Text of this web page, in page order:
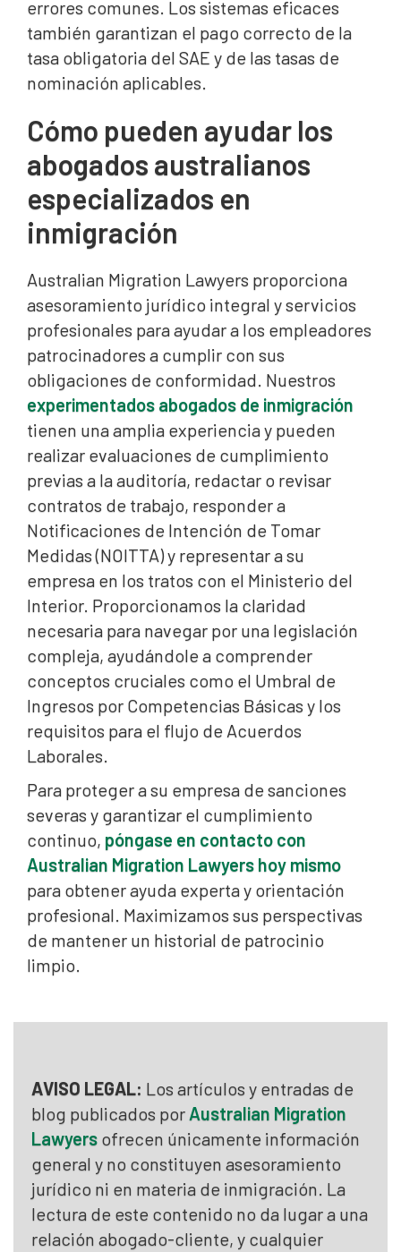
errores comunes. Los sistemas eficaces
también garantizan el pago correcto de la
tasa obligatoria del SAE y de las tasas de
nominación aplicables.
Cómo pueden ayudar los
abogados australianos
especializados en
inmigración
Australian Migration Lawyers proporciona
asesoramiento jurídico integral y servicios
profesionales para ayudar a los empleadores
patrocinadores a cumplir con sus
obligaciones de conformidad. Nuestros
experimentados abogados de inmigración
tienen una amplia experiencia y pueden
realizar evaluaciones de cumplimiento
previas a la auditoría, redactar o revisar
contratos de trabajo, responder a
Notificaciones de Intención de Tomar
Medidas (NOITTA) y representar a su
empresa en los tratos con el Ministerio del
Interior. Proporcionamos la claridad
necesaria para navegar por una legislación
compleja, ayudándole a comprender
conceptos cruciales como el Umbral de
Ingresos por Competencias Básicas y los
requisitos para el flujo de Acuerdos
Laborales.
Para proteger a su empresa de sanciones
severas y garantizar el cumplimiento
continuo, póngase en contacto con
Australian Migration Lawyers hoy mismo
para obtener ayuda experta y orientación
profesional. Maximizamos sus perspectivas
de mantener un historial de patrocinio
limpio.
AVISO LEGAL: Los artículos y entradas de
blog publicados por Australian Migration
Lawyers ofrecen únicamente información
general y no constituyen asesoramiento
jurídico ni en materia de inmigración. La
lectura de este contenido no da lugar a una
relación abogado-cliente, y cualquier